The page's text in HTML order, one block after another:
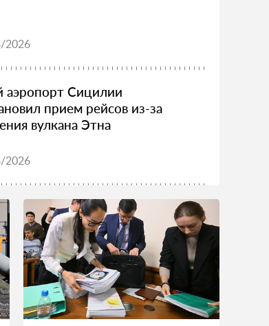
2026
аэропорт Сицилии
прием рейсов из-за
вулкана Этна
2026